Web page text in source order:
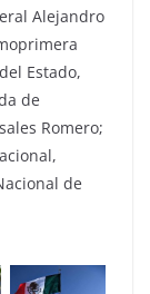
Alejandro
Estado,
de
Romero;
de